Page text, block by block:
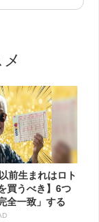
前生まれはロト
買うべき】6つ
全一致」する